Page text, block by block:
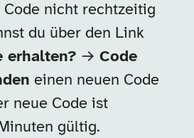
Code nicht rechtzeitig
du über den Link
erhalten? → Code
einen neuen Code
neue Code ist
gültig.